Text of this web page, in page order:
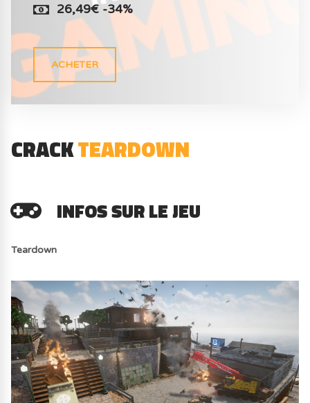
26,49€ -34%
ACHETER
CRACKTEARDOWN
INFOS SUR LE JEU
Teardown